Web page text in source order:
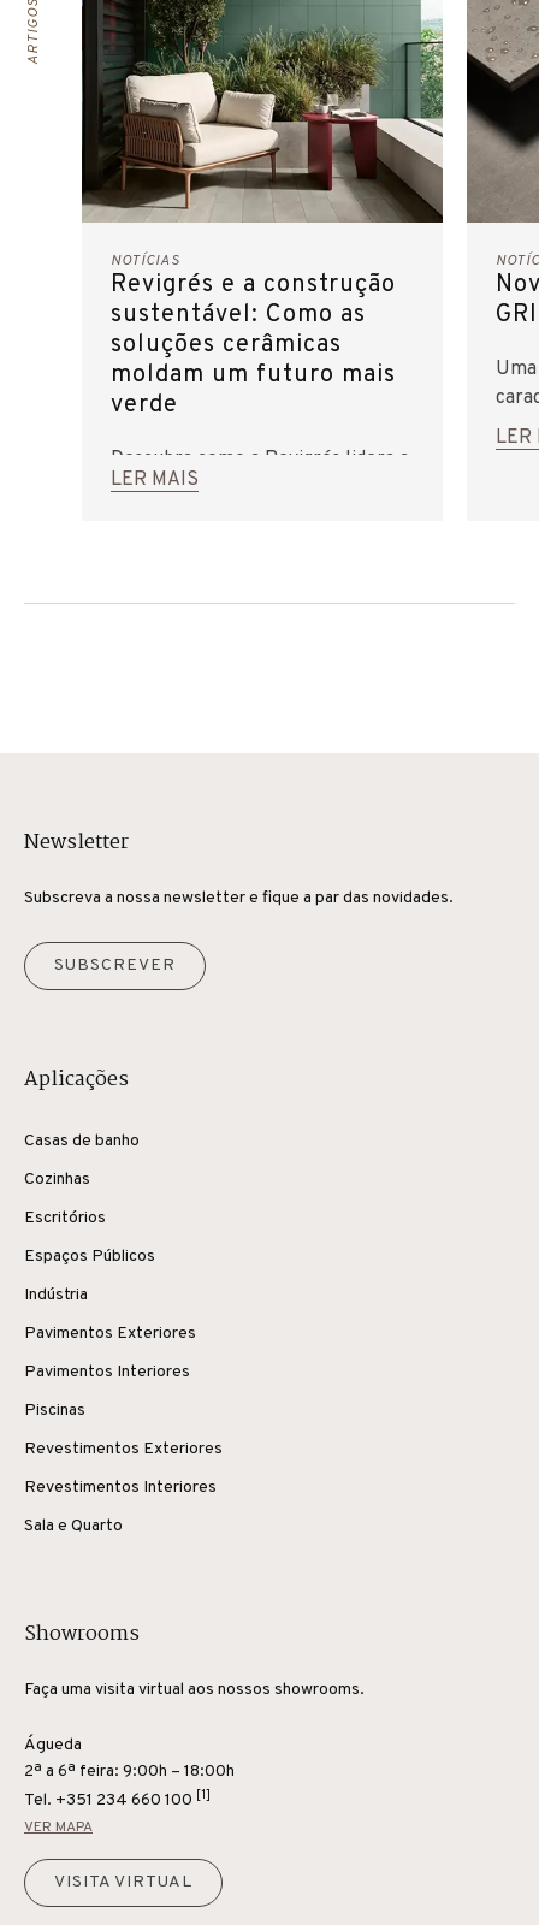
NOTÍCIAS
Revigrés e a construção
sustentável: Como as
soluções cerâmicas
moldam um futuro mais
verde
Descubra como a Revigrés lidera a
construção sustentável com
LER MAIS
LER
Newsletter
Subscreva a nossa newsletter e fique a par das novidades.
SUBSCREVER
Aplicações
Casas de banho
Cozinhas
Escritórios
Espaços Públicos
Indústria
Pavimentos Exteriores
Pavimentos Interiores
Piscinas
Revestimentos Exteriores
Revestimentos Interiores
Sala e Quarto
Showrooms
Faça uma visita virtual aos nossos showrooms.
Águeda
2ª a 6ª feira: 9:00h – 18:00h
Tel. +351 234 660 100 [1]
VER MAPA
VISITA VIRTUAL